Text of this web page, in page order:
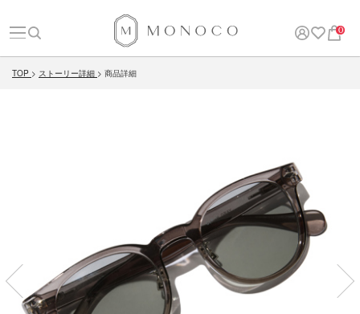
0
TOP ストーリー詳細 商品詳細